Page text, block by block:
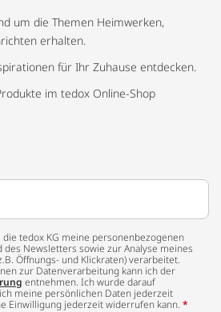
um die Themen Heimwerken,
erhalten.
für Ihr Zuhause entdecken.
im tedox Online-Shop
tedox KG meine personenbezogenen
des Newsletters sowie zur Analyse meines
Öffnungs- und Klickraten) verarbeitet.
zur Datenverarbeitung kann ich der
entnehmen. Ich wurde darauf
meine persönlichen Daten jederzeit
Einwilligung jederzeit widerrufen kann. *